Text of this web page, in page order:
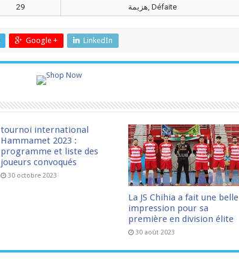
29 هزيمة, Défaite
Google + LinkedIn
tournoi international
Hammamet 2023 :
programme et liste des
joueurs convoqués
30 octobre 2023
La JS Chihia a fait une belle
impression pour sa
première en division élite
30 août 2023